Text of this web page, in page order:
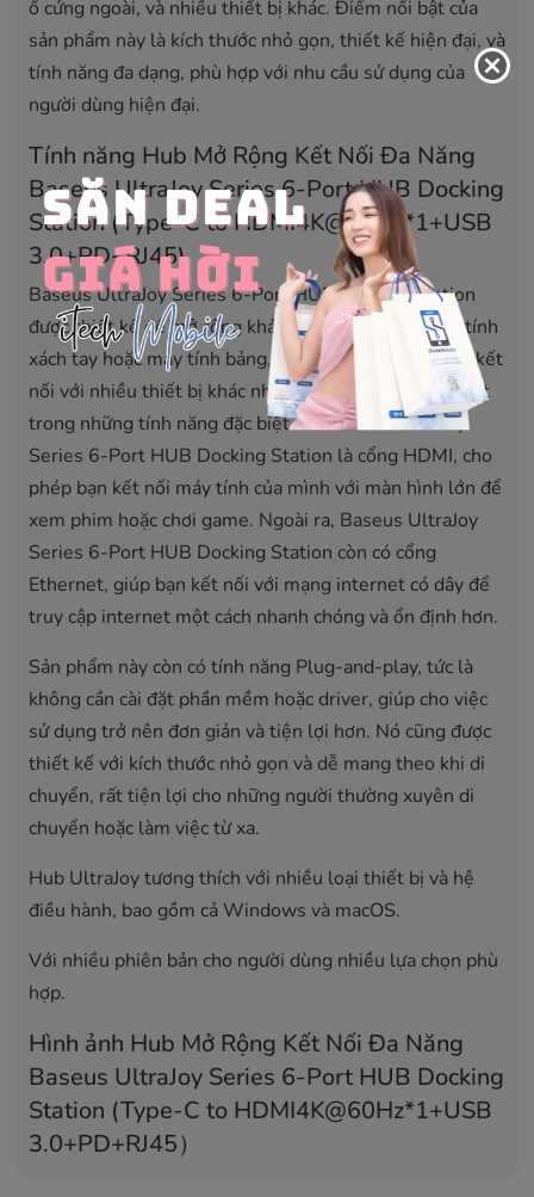
ổ cứng ngoài, và nhiều thiết bị khác. Điểm nổi bật của
sản phẩm này là kích thước nhỏ gọn, thiết kế hiện đại, và
tính năng đa dạng, phù hợp với nhu cầu sử dụng của
người dùng hiện đại.
Tính năng Hub Mở Rộng Kết Nối Đa Năng
Baseus UltraJoy Series 6-Port HUB Docking
Station (Type-C to HDMI4K@60Hz*1+USB
3.0+PD+RJ45)
Baseus UltraJoy Series 6-Port HUB Docking Station
được thiết kế để mở rộng khả năng kết nối của máy tính
xách tay hoặc máy tính bảng, giúp người dùng có thể kết
nối với nhiều thiết bị khác nhau một cách dễ dàng. Một
trong những tính năng đặc biệt của Baseus UltraJoy
Series 6-Port HUB Docking Station là cổng HDMI, cho
phép bạn kết nối máy tính của mình với màn hình lớn để
xem phim hoặc chơi game. Ngoài ra, Baseus UltraJoy
Series 6-Port HUB Docking Station còn có cổng
Ethernet, giúp bạn kết nối với mạng internet có dây để
truy cập internet một cách nhanh chóng và ổn định hơn.
Sản phẩm này còn có tính năng Plug-and-play, tức là
không cần cài đặt phần mềm hoặc driver, giúp cho việc
sử dụng trở nên đơn giản và tiện lợi hơn. Nó cũng được
thiết kế với kích thước nhỏ gọn và dễ mang theo khi di
chuyển, rất tiện lợi cho những người thường xuyên di
chuyển hoặc làm việc từ xa.
Hub UltraJoy tương thích với nhiều loại thiết bị và hệ
điều hành, bao gồm cả Windows và macOS.
Với nhiều phiên bản cho người dùng nhiều lựa chọn phù
hợp.
Hình ảnh Hub Mở Rộng Kết Nối Đa Năng
Baseus UltraJoy Series 6-Port HUB Docking
Station (Type-C to HDMI4K@60Hz*1+USB
3.0+PD+RJ45）